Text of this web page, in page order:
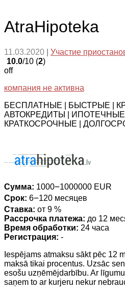
AtraHipoteka
11.03.2020 Участие
10.0/10 (2)
off
компания не активна
БЕСПЛАТНЫЕ | БЫСТРЫЕ |
АВТОКРЕДИТЫ | ИПОТЕЧНЫЕ
КРАТКОСРОЧНЫЕ |
Сумма: 1000౼1000000 EUR
Срок: 6౼120 месяцев
Ставка: от 9 %
Рассрочка платежа: до 12
Время обработки: 24 часа
Регистрация: -
Iespējams atmaksu sākt pēc 12
maksā tikai procentus. Uzsāc
esošu uzņēmējdarbību. Ar
saņem to ar kurjeru nekur